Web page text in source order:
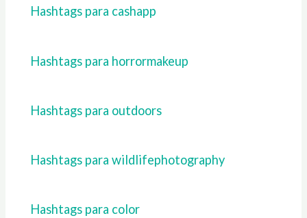
Hashtags para cashapp
Hashtags para horrormakeup
Hashtags para outdoors
Hashtags para wildlifephotography
Hashtags para color